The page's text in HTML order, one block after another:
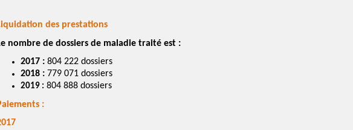
des prestations
nombre de dossiers de maladie traité est :
2017 : 804 222 dossiers
2018 : 779 071 dossiers
2019 : 804 888 dossiers
: